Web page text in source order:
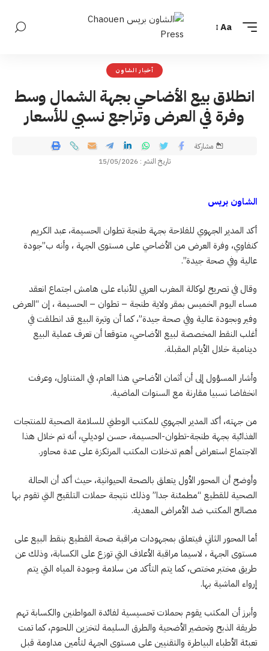
Aa
أخبار الشاون
انطلاق بيع الأضاحي بجهة الشمال وسط
وفرة في العرض وتراجع نسبي للأسعار
تاريخ النشر : 15/05/2026
مشاركة
الشاون بريس
أكد المدير الجهوي للفلاحة بجهة طنجة تطوان الحسيمة، عبد الكريم
كنفاوي، وفرة العرض من الأضاحي على مستوى الجهة ، وأنه ب”جودة
عالية وفي صحة جيدة”.
وقال في تصريح لوكالة المغرب العربي للأنباء على هامش اجتماع انعقد
مساء اليوم الخميس بمقر ولاية طنجة – تطوان – الحسيمة ، إن “العرض
وفير وبجودة عالية وفي صحة جيدة”، كما أن وتيرة البيع قد انطلقت في
أغلب النقط المخصصة لبيع الأضاحي، متوقعا أن تعرف عملية البيع
دينامية خلال الأيام المقبلة.
وأشار المسؤول إلى أن أثمان الأضاحي هذا العام، في المتناول، وعرفت
انخفاضا نسبيا مقارنة مع السنوات الماضية.
من جهته، أكد المدير الجهوي للمكتب الوطني للسلامة الصحية للمنتجات
الغذائية بجهة طنجة-تطوان-الحسيمة، حسن لوديلي، أنه تم خلال هذا
الاجتماع استعراض أهم تدخلات المكتب المرتكزة على عدة محاور.
وأوضح أن المحور الأول يتعلق بالصحة الحيوانية، حيث أكد أن الحالة
الصحية للقطيع “مطمئنة جدا” وذلك نتيجة حملات التلقيح التي تقوم بها
مصالح المكتب ضد الأمراض المعدية.
أما المحور الثاني فيتعلق بمجهودات مراقبة صحة القطيع بنقط البيع على
مستوى الجهة ، لاسيما مراقبة الأعلاف التي توزع على الكسابة، وذلك عن
طريق مختبر مختص، كما يتم التأكد من سلامة وجودة المياه التي يتم
إرواء الماشية بها.
وأبرز أن المكتب يقوم بحملات تحسيسية لفائدة المواطنين والكسابة تهم
طريقة الذبح وتحضير الأضحية والطرق السليمة لتخزين اللحوم، كما تمت
تعبئة الأطباء البياطرة والتقنيين على مستوى الجهة لتأمين مداومة قبل